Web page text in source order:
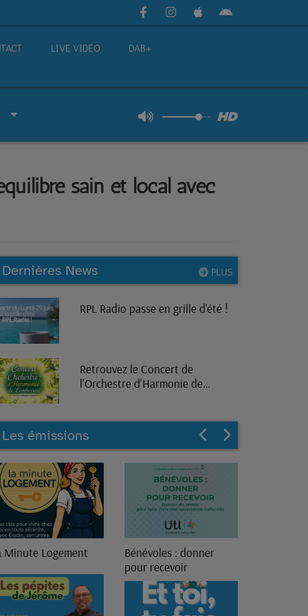
LIVE VIDÉO DAB+
sain et local avec
PLUS
Dernières News
RPL Radio passe en grille d'été !
Retrouvez le Concert de
l'Orchestre d'Harmonie de
Les émissions
Minute Logement
Bénévoles : donner
pour recevoir